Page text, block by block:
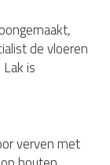
de vloeren
is
verven met